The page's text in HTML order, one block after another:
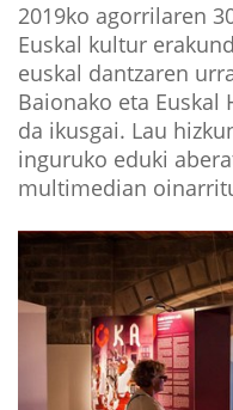
2019ko agorrilaren
Euskal kultur
euskal dantzaren
Baionako eta
da ikusgai. Lau
inguruko eduki
multimedian